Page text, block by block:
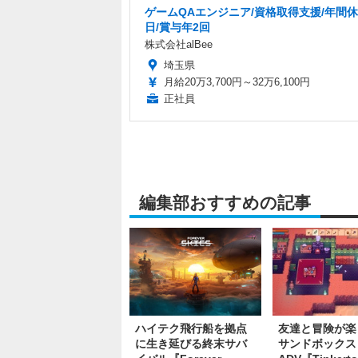
ゲームQAエンジニア/資格取得支援/年間
日/賞与年2回
株式会社alBee
埼玉県
月給20万3,700円～32万6,100円
正社員
編集部おすすめの記事
ハイテク飛行船を拠点
に生き延びる終末サバ
友達と冒険が
サンドボックス